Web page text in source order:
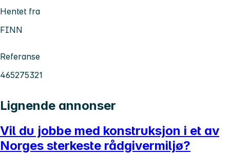
Hentet fra
FINN
Referanse
465275321
Lignende annonser
Vil du jobbe med konstruksjon i et av
Norges sterkeste rådgivermiljø?